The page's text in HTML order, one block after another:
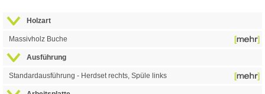
Holzart
Massivholz Buche
Ausführung
Standardausführung - Herdset rechts, Spüle links